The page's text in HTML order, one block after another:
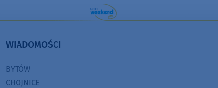
WIADOMOŚCI
BYTÓW
CHOJNICE